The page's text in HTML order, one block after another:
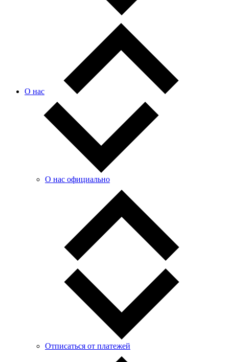
О нас
О нас официально
Отписаться от платежей